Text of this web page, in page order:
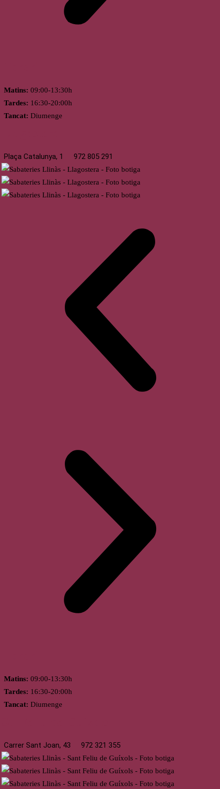
Matins: 09:00-13:30h
Tardes: 16:30-20:00h
Tancat: Diumenge
Plaça Catalunya, 1 972 805 291
Matins: 09:00-13:30h
Tardes: 16:30-20:00h
Tancat: Diumenge
Carrer Sant Joan, 43 972 321 355